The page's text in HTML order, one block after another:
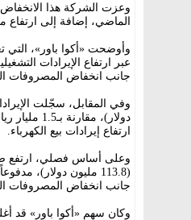
وعزت الشركة هذا
الماضي، إضافة إلى ارتفاع
وأوضحت «أكوا باور»، التي
عبر ارتفاع الإيرادات
جانب انخفاض المصروفات
ارتفاع إيرادات بيع الكهرباء.
(113.8 مليون دولار)،
جانب انخفاض المصروفات
وكان سهم «أكوا باور» قد أغلق جلسة